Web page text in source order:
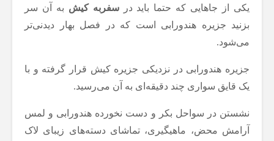
یکی از جاهایی که حتما باید درسفربه کیش به آن سر
بزنید جزیره هندورابی است که در فصل بهار دیدنی‌تر
می‌شود.
جزیره هندورابی در نزدیکی جزیره کیش قرار گرفته و با
یک قایق سواری چند دقیقه‌ای به آن می‌رسید.
نشستن در سواحل بکر و دست نخورده هندورابی و لمس
آرامش محض، ماهیگیری، تماشای دسته‌های زیبای لاک